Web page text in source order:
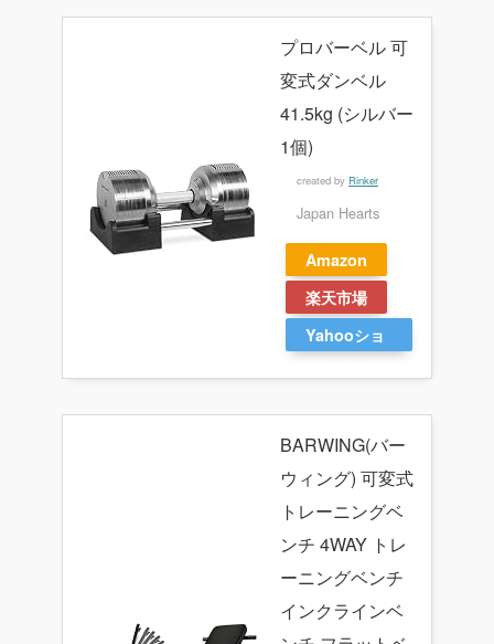
プロバーベル 可
変式ダンベル
41.5kg (シルバー
1個)
created by Rinker
Japan Hearts
Amazon
楽天市場
Yahooショ
BARWING(バー
ウィング) 可変式
トレーニングベ
ンチ 4WAY トレ
ーニングベンチ
インクラインベ